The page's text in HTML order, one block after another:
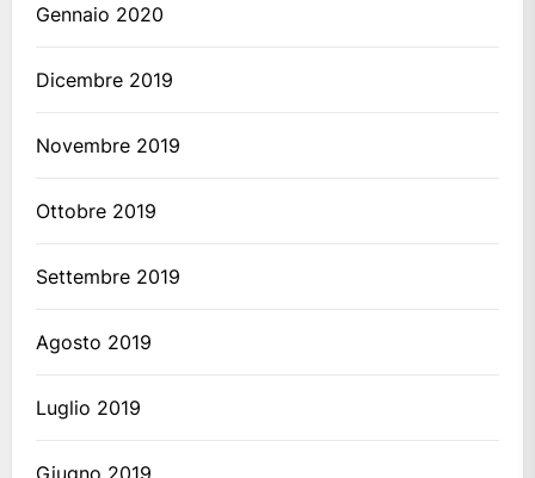
Gennaio 2020
Dicembre 2019
Novembre 2019
Ottobre 2019
Settembre 2019
Agosto 2019
Luglio 2019
Giugno 2019